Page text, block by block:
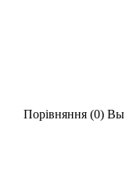
Порівняння (0) Вы